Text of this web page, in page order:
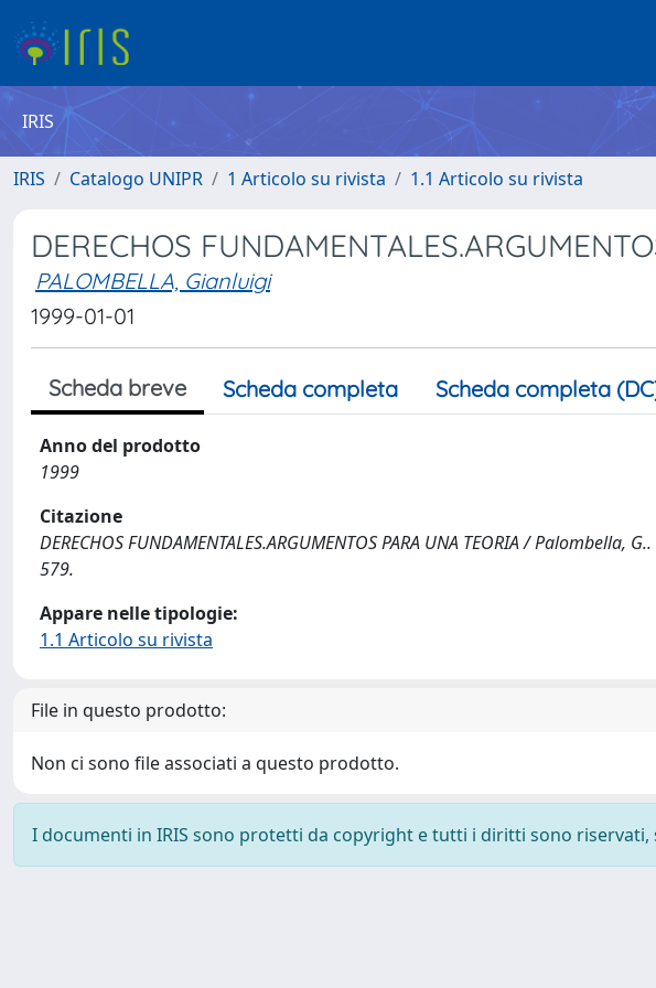
IRIS
IRIS Catalogo UNIPR 1 Articolo su rivista 1.1 Articolo su rivista
DERECHOS
PALOMBELLA, Gianluigi
1999-01-01
Scheda breve Scheda completa Scheda completa
Anno del prodotto
1999
Citazione
DERECHOS FUNDAMENTALES.ARGUMENTOS PARA UNA TEORIA /
579.
Appare nelle tipologie:
1.1 Articolo su rivista
File in questo prodotto:
Non ci sono file associati a questo prodotto.
I documenti in IRIS sono protetti da copyright e tutti i diritti sono riservati,